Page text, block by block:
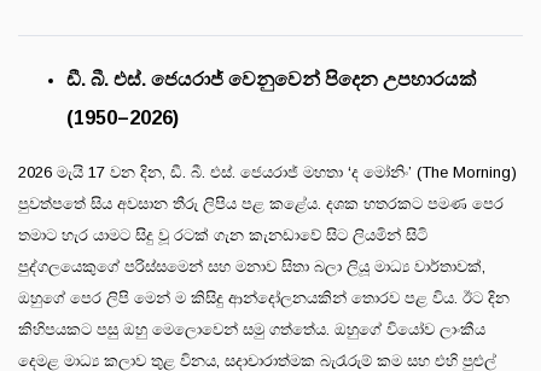
ඩී. බී. එස්. ජෙයරාජ් වෙනුවෙන් පිදෙන උපහාරයක්
(1950–2026)
2026 මැයි 17 වන දින, ඩී. බී. එස්. ජෙයරාජ් මහතා ‘ද මෝනිං’ (The Morning)
පුවත්පතේ සිය අවසාන තීරු ලිපිය පළ කළේය. දශක හතරකට පමණ පෙර
තමාට හැර යාමට සිදු වූ රටක් ගැන කැනඩාවේ සිට ලියමින් සිටි
පුද්ගලයෙකුගේ පරිස්සමෙන් සහ මනාව සිතා බලා ලියූ මාධ්‍ය වාර්තාවක්,
ඔහුගේ පෙර ලිපි මෙන් ම කිසිදු ආන්දෝලනයකින් තොරව පළ විය. ඊට දින
කිහිපයකට පසු ඔහු මෙලොවෙන් සමු ගත්තේය. ඔහුගේ වියෝව ලාංකීය
දෙමළ මාධ්‍ය කලාව තුළ විනය, සදාචාරාත්මක බැරෑරුම් කම සහ එහි පුළුල්